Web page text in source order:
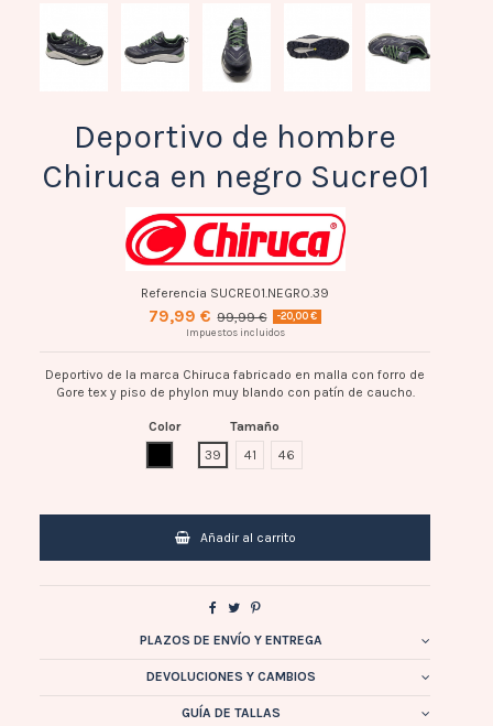
Deportivo de hombre
Chiruca en negro Sucre01
Referencia SUCRE01.NEGRO.39
79,99 € 99,99 € -20,00 €
Impuestos incluidos
Deportivo de la marca Chiruca fabricado en malla con forro de
Gore tex y piso de phylon muy blando con patín de caucho.
Color
Tamaño
39
41 46
Añadir al carrito
PLAZOS DE ENVÍO Y ENTREGA
DEVOLUCIONES Y CAMBIOS
GUÍA DE TALLAS